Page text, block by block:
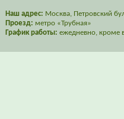
Наш адрес: Москва, Петровский
Проезд: метро «Трубная»
График работы: ежедневно, кроме